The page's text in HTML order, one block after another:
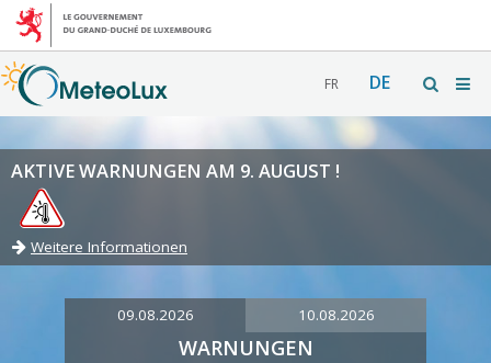
FR DE
AKTIVE WARNUNGEN AM 9. AUGUST !
Weitere Informationen
09.08.2026 10.08.2026
WARNUNGEN